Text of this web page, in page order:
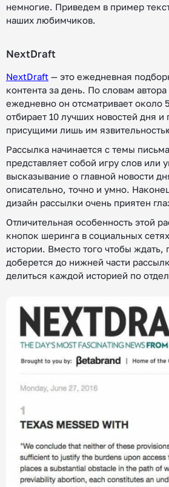
немногие. Приведем в пример
наших любимчиков.
NextDraft
NextDraft — это ежедневная
контента за день. По словам
ежедневно он отсматривает около
отбирает 10 лучших новостей дня и
присущими лишь им
Рассылка начинается с темы
представляет собой игру слов или
высказывание о главной новости
описательно, точно и умно.
дизайн рассылки очень приятен
Отличительная особенность этой
кнопок шеринга в социальных
истории. Вместо того чтобы ждать,
доберется до нижней части
делиться каждой историей по